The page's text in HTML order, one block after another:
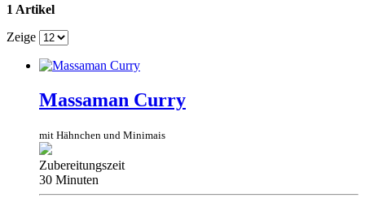
1 Artikel
Zeige
Massaman Curry
mit Hähnchen und Minimais
Zubereitungszeit
30 Minuten